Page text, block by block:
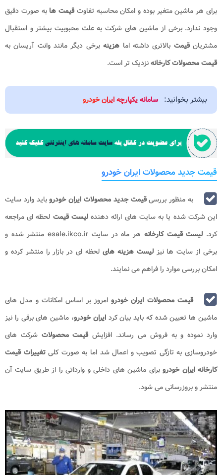
برای هر ماشین متغیر بوده و امکان محاسبه تفاوتقیمت هابه صورت دقیق
وجود ندارد. برخی از ماشین های شرکت به علت محبوبیت بیشتر و استقبال
مشتریانقیمت بالاتری داشته اما هزینهبرخی دیگر مانند وانت آریسان به
قیمت محصولات کارخانهنزدیک تر است.
بیشتر بخوانید: سامانه یکپارچه ایران خودرو
قیمت جدید محصولات ایران خودرو
به منظور بررسیقیمت جدید محصولات ایران خودروباید وارد سایت
این شرکت شده یا به سایت های ارائه دهندهلیست قیمت لحظه ای مراجعه
کرد. لیست قیمت کارخانه
هر ماه در سایت esale.ikco.ir منتشر شده و
برخی از سایت ها نیزلیست هزینه های لحظه ای در بازار را منتشر کرده و
امکان بررسی موارد را فراهم می نمایند.
قیمت محصولات ایران خودروامروز بر اساس امکانات و مدل های
ماشین ها تعیین شده که باید بیان کردایران خودرو، ماشین های برقی را نیز
وارد نموده و به فروش می رساند. افزایشقیمت محصولاتشرکت های
خودروسازی به تازگی تصویب و اعمال شد اما به صورت کلیتغییرات قیمت
کارخانه ایران خودروبرای ماشین های داخلی و وارداتی را از طریق سایت آن
منتشر و بروزرسانی می شود.